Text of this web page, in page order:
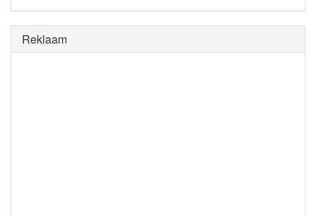
Reklaam